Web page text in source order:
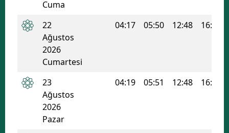
Cuma
22
Ağustos
2026
Cumartesi
04:17 05:50 12:48 16:34
23
Ağustos
2026
Pazar
04:19 05:51 12:48 16:33